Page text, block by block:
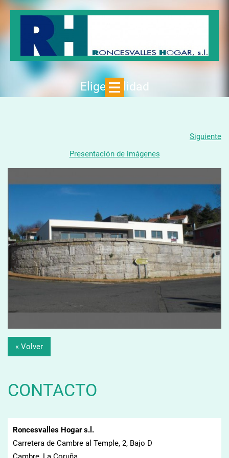
Elige Calidad
Siguiente
Presentación de imágenes
« Volver
CONTACTO
Roncesvalles Hogar s.l.
Carretera de Cambre al Temple, 2, Bajo D